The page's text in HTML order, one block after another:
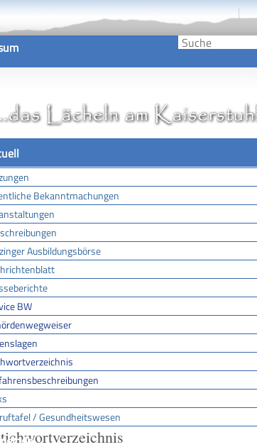
Bekanntmachungen
Ausbildungsbörse
BW
/ Gesundheitswesen
sind hier:Startseite /Aktuell /Service BW /